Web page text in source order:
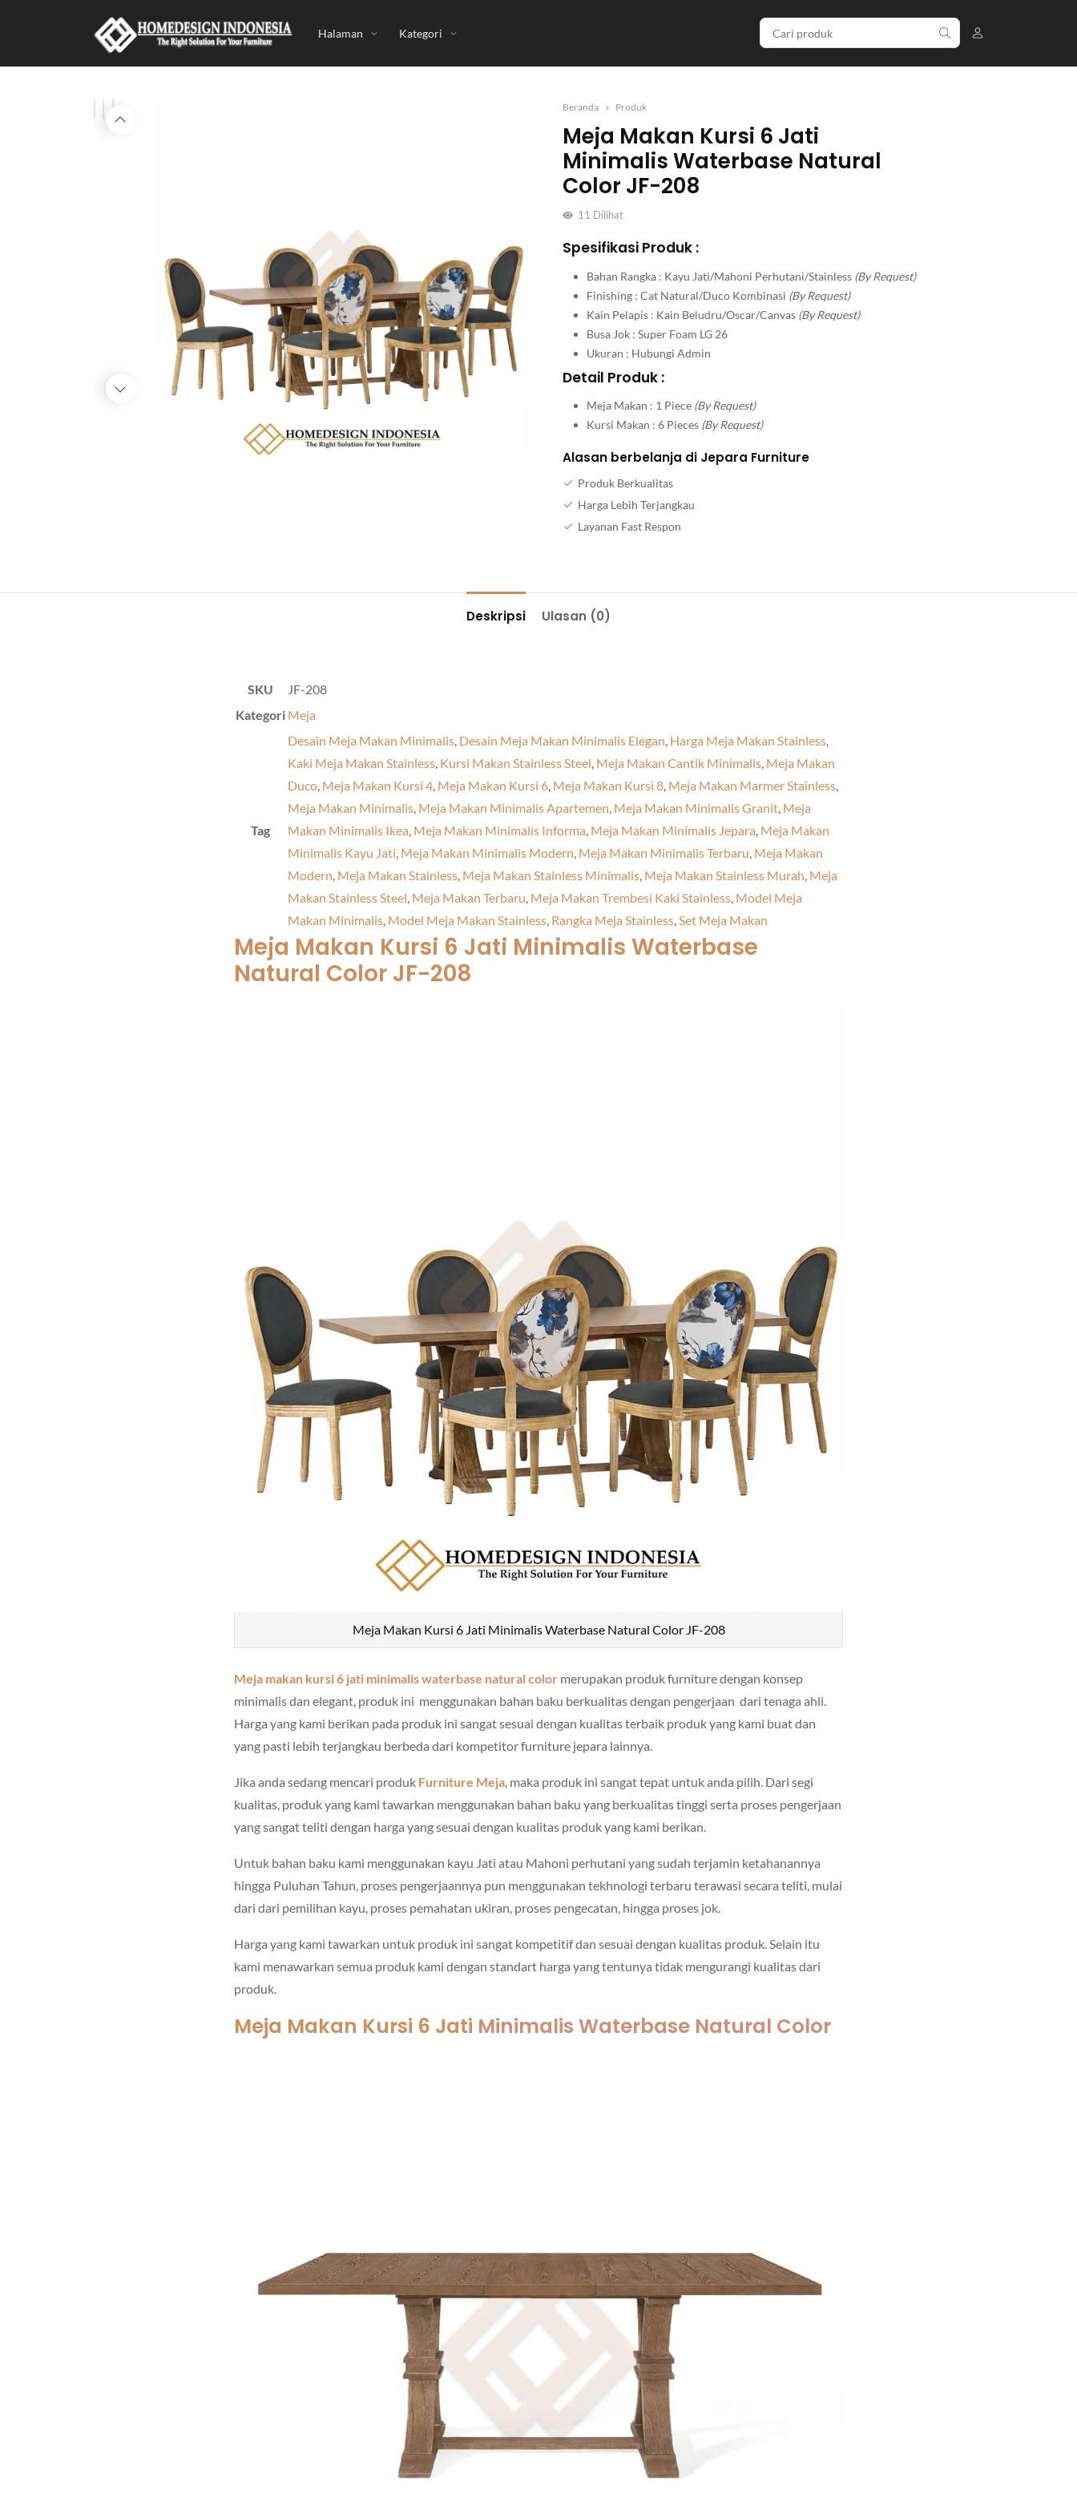
Halaman Kategori
Beranda Produk
Meja Makan Kursi 6 Jati
Minimalis Waterbase Natural
Color JF-208
11 Dilihat
Spesifikasi Produk :
Bahan Rangka : Kayu Jati/Mahoni Perhutani/Stainless (By Request)
Finishing : Cat Natural/Duco Kombinasi (By Request)
Kain Pelapis : Kain Beludru/Oscar/Canvas (By Request)
Busa Jok : Super Foam LG 26
Ukuran : Hubungi Admin
Detail Produk :
Meja Makan : 1 Piece (By Request)
Kursi Makan : 6 Pieces (By Request)
Alasan berbelanja di Jepara Furniture
Produk Berkualitas
Harga Lebih Terjangkau
Layanan Fast Respon
Deskripsi Ulasan (0)
SKU
JF-208
Kategori Meja
Tag
Desain Meja Makan Minimalis, Desain Meja Makan Minimalis Elegan, Harga Meja Makan Stainless,
Kaki Meja Makan Stainless, Kursi Makan Stainless Steel, Meja Makan Cantik Minimalis, Meja Makan
Duco, Meja Makan Kursi 4, Meja Makan Kursi 6, Meja Makan Kursi 8, Meja Makan Marmer Stainless,
Meja Makan Minimalis, Meja Makan Minimalis Apartemen, Meja Makan Minimalis Granit, Meja
Makan Minimalis Ikea, Meja Makan Minimalis Informa, Meja Makan Minimalis Jepara, Meja Makan
Minimalis Kayu Jati, Meja Makan Minimalis Modern, Meja Makan Minimalis Terbaru, Meja Makan
Modern, Meja Makan Stainless, Meja Makan Stainless Minimalis, Meja Makan Stainless Murah, Meja
Makan Stainless Steel, Meja Makan Terbaru, Meja Makan Trembesi Kaki Stainless, Model Meja
Makan Minimalis, Model Meja Makan Stainless, Rangka Meja Stainless,Set Meja Makan
Meja Makan Kursi 6 Jati Minimalis Waterbase
Natural Color JF-208
Meja Makan Kursi 6 Jati Minimalis Waterbase Natural Color JF-208
Meja makan kursi 6 jati minimaliswaterbase natural color merupakan produk furniture dengan konsep
minimalis dan elegant, produk ini menggunakan bahan baku berkualitas dengan pengerjaan dari tenaga ahli.
Harga yang kami berikan pada produk ini sangat sesuai dengan kualitas terbaik produk yang kami buat dan
yang pasti lebih terjangkau berbeda dari kompetitor furniture jepara lainnya.
Jika anda sedang mencari produk Furniture Meja, maka produk ini sangat tepat untuk anda pilih. Dari segi
kualitas, produk yang kami tawarkan menggunakan bahan baku yang berkualitas tinggi serta proses pengerjaan
yang sangat teliti dengan harga yang sesuai dengan kualitas produk yang kami berikan.
Untuk bahan baku kami menggunakan kayu Jati atau Mahoni perhutani yang sudah terjamin ketahanannya
hingga Puluhan Tahun, proses pengerjaannya pun menggunakan tekhnologi terbaru terawasi secara teliti, mulai
dari dari pemilihan kayu, proses pemahatan ukiran, proses pengecatan, hingga proses jok.
Harga yang kami tawarkan untuk produk ini sangat kompetitif dan sesuai dengan kualitas produk. Selain itu
kami menawarkan semua produk kami dengan standart harga yang tentunya tidak mengurangi kualitas dari
produk.
Meja Makan Kursi 6 Jati Minimalis Waterbase Natural Color